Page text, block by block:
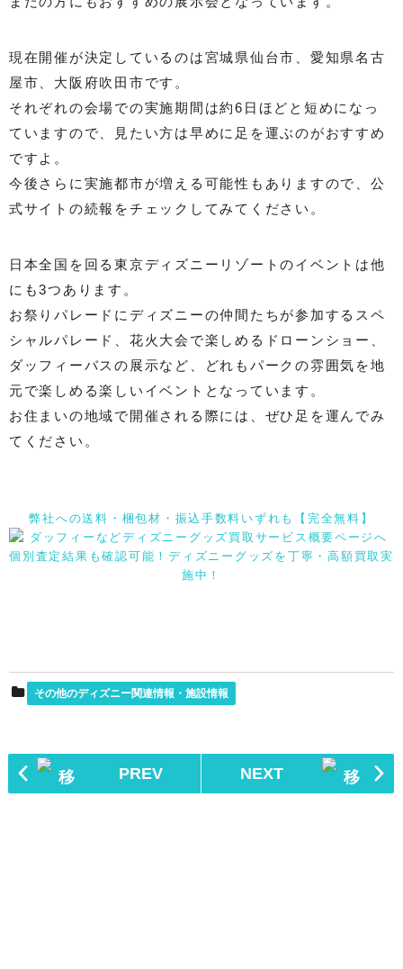
現在開催が決定しているのは宮城県仙台市、愛知県名古
屋市、大阪府吹田市です。
それぞれの会場での実施期間は約6日ほどと短めになっ
ていますので、見たい方は早めに足を運ぶのがおすすめ
ですよ。
今後さらに実施都市が増える可能性もありますので、公
式サイトの続報をチェックしてみてください。
日本全国を回る東京ディズニーリゾートのイベントは他
にも3つあります。
お祭りパレードにディズニーの仲間たちが参加するスペ
シャルパレード、花火大会で楽しめるドローンショー、
ダッフィーバスの展示など、どれもパークの雰囲気を地
元で楽しめる楽しいイベントとなっています。
お住まいの地域で開催される際には、ぜひ足を運んでみ
てください。
弊社への送料・梱包材・振込手数料いずれも【完全無料】
個別査定結果も確認可能！ディズニーグッズを丁寧・高額買取実
施中！
その他のディズニー関連情報・施設情報
PREV NEXT